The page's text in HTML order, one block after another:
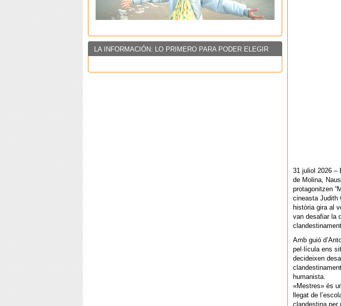
LA INFORMACIÓN: LO PRIMERO PARA PODER ELEGIR
31 juliol 2026 –
de Molina,
protagonitzen
cineasta Judith
història gira al
van desafiar la
Amb guió
pel·lícula ens
decideixen
humanista.
«Mestres» és
llegat de
clandestina per